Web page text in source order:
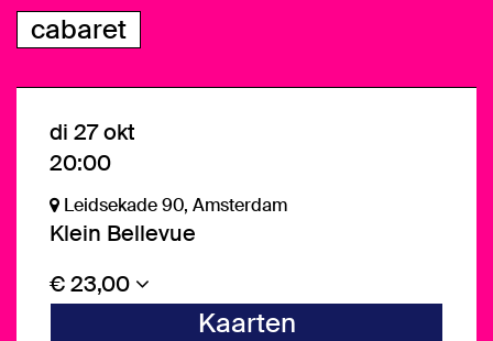
cabaret
di 27 okt
20:00
Leidsekade 90, Amsterdam
Klein Bellevue
€ 23,00
Kaarten